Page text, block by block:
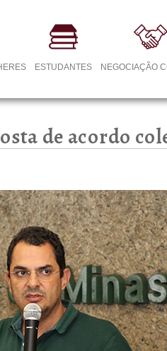
ESTUDANTES NEGOCIAÇÃO
de acordo